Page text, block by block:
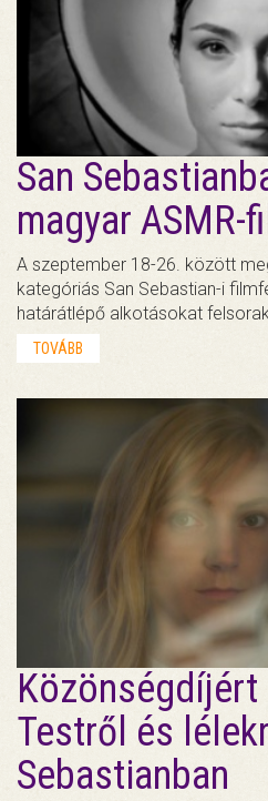
San
magyar ASMR-
A szeptember 18-26. között
kategóriás San Sebastian-i
határátlépő alkotásokat
TOVÁBB
Közönségdíjért
Testről és
Sebastianban